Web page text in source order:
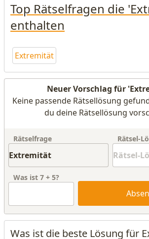
Top Rätselfragen die
enthalten
Extremität
Neuer Vorschlag für
Keine passende Rätsellösung
du deine Rätsellösung
Rätselfrage Rätsel-
Was ist 7 + 5?
Was ist die beste Lösung für